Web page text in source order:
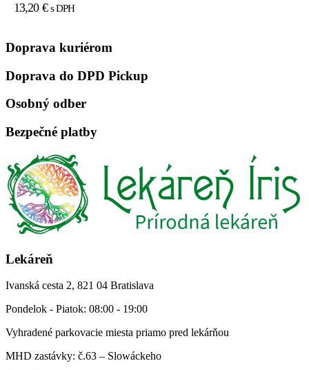
13,20 € s DPH
Doprava kuriérom
Doprava do DPD Pickup
Osobný odber
Bezpečné platby
Lekáreň
Ivanská cesta 2, 821 04 Bratislava
Pondelok - Piatok: 08:00 - 19:00
Vyhradené parkovacie miesta priamo pred lekárňou
MHD zastávky: č.63 – Slowáckeho